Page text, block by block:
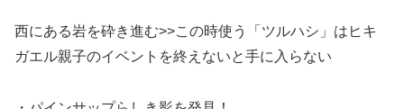
西にある岩を砕き進む>>この時使う「ツルハシ」はヒキ
ガエル親子のイベントを終えないと手に入らない